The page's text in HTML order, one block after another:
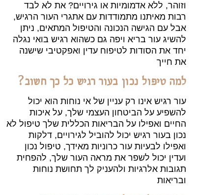
וזוהר, ללא אדמומיות או גירויים? את לא לבד
רבות מאיתנו מתמודדות עם אתגרי העור הרגיש,
אבל עם הגישה הנכונה והטיפול המתאים, ניתן
להשיג עור בריא ויפה גם כשהוא רגיש בואי נגלה
יחד את הסודות לטיפוח עדין ואפקטיבי שישנה
את חייך
למה טיפול נכון בעור רגיש כל כך חשוב?
עור רגיש אינו רק עניין של אי נוחות הוא יכול
להשפיע על הביטחון העצמי שלך, על איכות
החיים ואפילו על הבריאות הכללית שלך טיפול לא
נכון בעור רגיש יכול להוביל לגירויים, דלקות
ואפילו לבעיות עור כרוניות מאידך, טיפול נכון
ועדין יכול לשפר את מראה העור שלך, להפחית
תגובות אלרגיות ולהעניק לך תחושת נוחות
ובריאות